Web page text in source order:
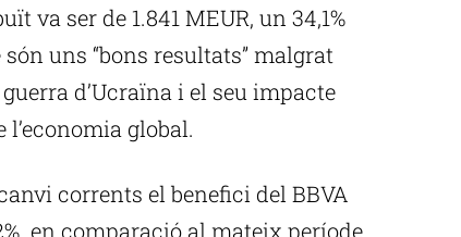
va ser de 1.841 MEUR, un 34,1%
uns “bons resultats” malgrat
d’Ucraïna i el seu impacte
global.
corrents el benefici del BBVA
en comparació al mateix període